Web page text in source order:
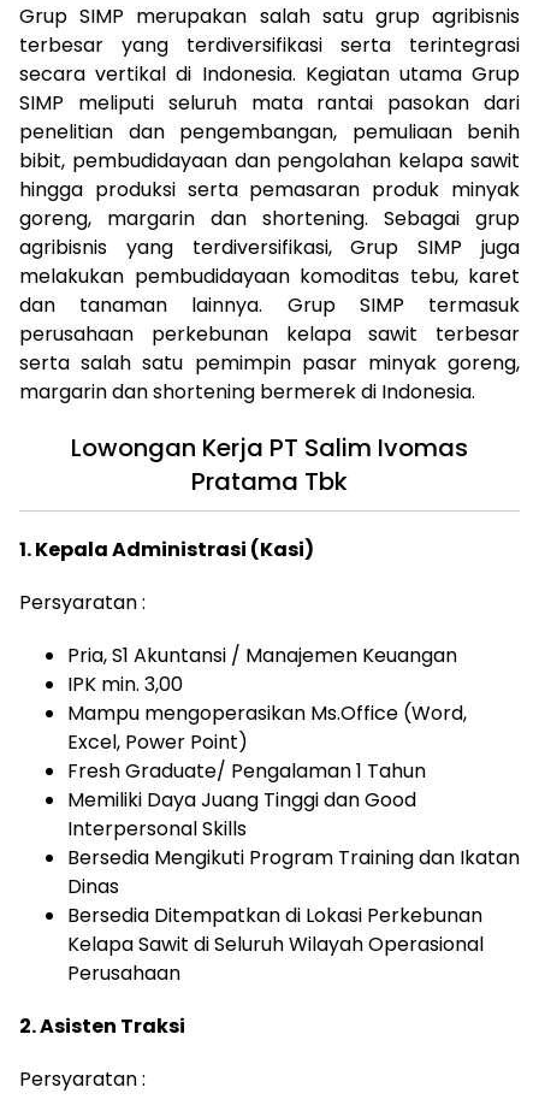
Grup SIMP merupakan salah satu grup agribisnis
terbesar yang terdiversifikasi serta terintegrasi
secara vertikal di Indonesia. Kegiatan utama Grup
SIMP meliputi seluruh mata rantai pasokan dari
penelitian dan pengembangan, pemuliaan benih
bibit, pembudidayaan dan pengolahan kelapa sawit
hingga produksi serta pemasaran produk minyak
goreng, margarin dan shortening. Sebagai grup
agribisnis yang terdiversifikasi, Grup SIMP juga
melakukan pembudidayaan komoditas tebu, karet
dan tanaman lainnya. Grup SIMP termasuk
perusahaan perkebunan kelapa sawit terbesar
serta salah satu pemimpin pasar minyak goreng,
margarin dan shortening bermerek di Indonesia.
Lowongan Kerja PT Salim Ivomas
Pratama Tbk
1. Kepala Administrasi (Kasi)
Persyaratan :
Pria, S1 Akuntansi / Manajemen Keuangan
IPK min. 3,00
Mampu mengoperasikan Ms.Office (Word,
Excel, Power Point)
Fresh Graduate/ Pengalaman 1 Tahun
Memiliki Daya Juang Tinggi dan Good
Interpersonal Skills
Bersedia Mengikuti Program Training dan Ikatan
Dinas
Bersedia Ditempatkan di Lokasi Perkebunan
Kelapa Sawit di Seluruh Wilayah Operasional
Perusahaan
2. Asisten Traksi
Persyaratan :